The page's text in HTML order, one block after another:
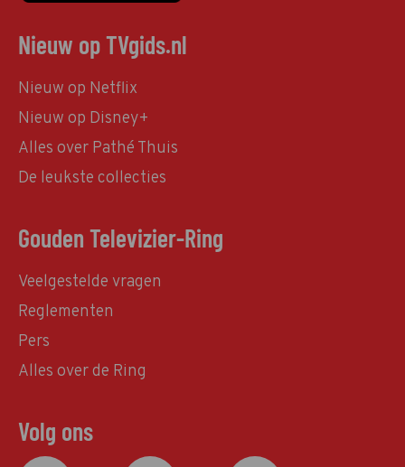
Nieuw op TVgids.nl
Nieuw op Netflix
Nieuw op Disney+
Alles over Pathé Thuis
De leukste collecties
Gouden Televizier-Ring
Veelgestelde vragen
Reglementen
Pers
Alles over de Ring
Volg ons